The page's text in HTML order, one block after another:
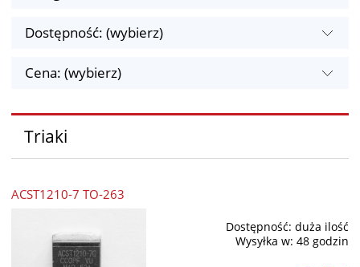
Dostępność: (wybierz)
Cena: (wybierz)
Triaki
ACST1210-7 TO-263
Dostępność: duża ilość
Wysyłka w: 48 godzin